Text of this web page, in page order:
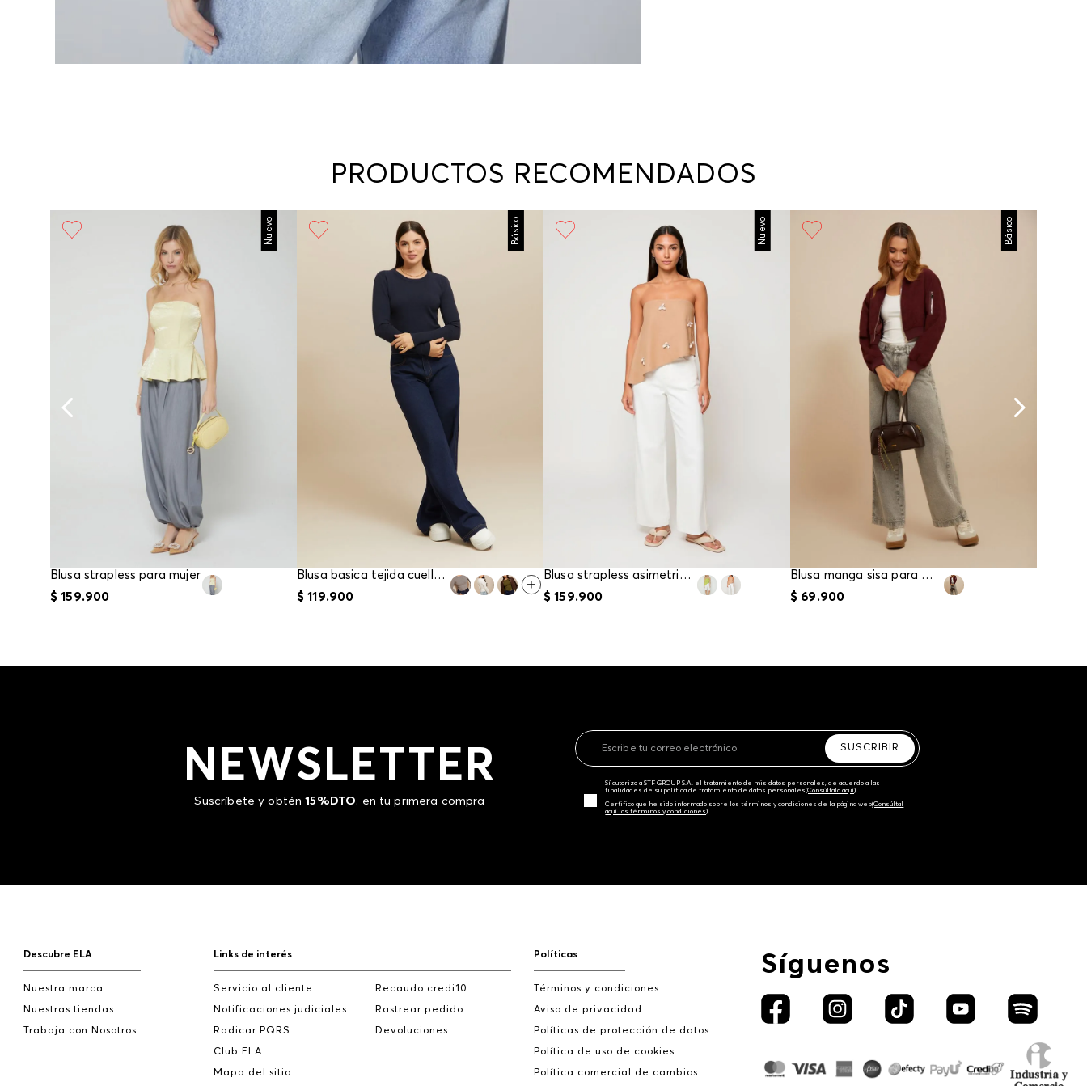
PRODUCTOS RECOMENDADOS
Nuevo
Blusa strapless para mujer
$ 159.900
Básico
Blusa basica tejida cuello redondo para mujer
$ 119.900
Nuevo
Blusa strapless asimetrica para mujer
$ 159.900
Básico
Blusa manga sisa para mujer
$ 69.900
NEWSLETTER
Suscríbete y obtén15%DTO. en tu primera compra
SUSCRIBIR
Sí autorizo a STF GROUP S.A. el tratamiento de mis datos personales, de acuerdo a las
finalidades de su política de tratamiento de datos personales‎(Consúltala aquí)
Certifico que he sido informado sobre los términos y condiciones de la página web‎(Consúltal
aquí los términos y condiciones)
Síguenos
Descubre ELA
Nuestra marca
Nuestras tiendas
Trabaja con Nosotros
Links de interés
Servicio al cliente
Notificaciones judiciales
Radicar PQRS
Club ELA
Mapa del sitio
Recaudo credi10
Rastrear pedido
Devoluciones
Políticas
Términos y condiciones
Aviso de privacidad
Políticas de protección de datos
Política de uso de cookies
Política comercial de cambios